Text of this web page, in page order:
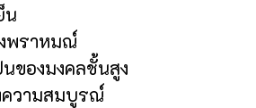
น
พราหมณ์
นของมงคลชั้นสูง
วามสมบูรณ์